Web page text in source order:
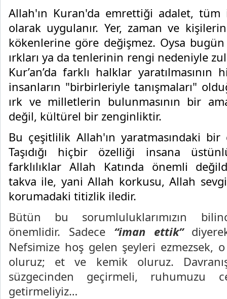
Allah'ın Kuran'da emrettiği adalet, tüm
olarak uygulanır. Yer, zaman ve
kökenlerine göre değişmez. Oysa
ırkları ya da tenlerinin rengi nedeniyle
Kur’an’da farklı halklar
insanların "birbirleriyle tanışmaları"
ırk ve milletlerin bulunmasının bir
değil, kültürel bir zenginliktir.
Bu çeşitlilik Allah'ın yaratmasındaki
Taşıdığı hiçbir özelliği insana
farklılıklar Allah Katında önemli
takva ile, yani Allah korkusu, Allah
korumadaki titizlik iledir.
Bütün bu sorumluluklarımızın
önemlidir. Sadece “iman ettik”
Nefsimize hoş gelen şeyleri ezmezsek,
oluruz; et ve kemik oluruz.
süzgecinden geçirmeli, ruhumuzu
getirmeliyiz…